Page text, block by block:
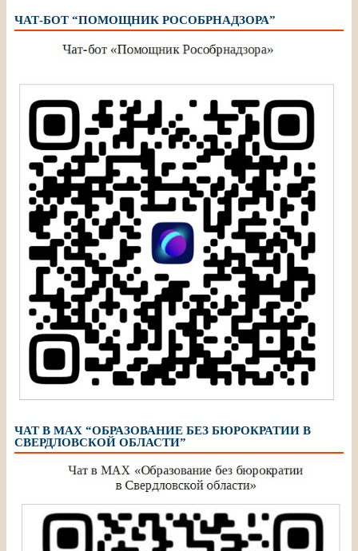
ЧАТ-БОТ “ПОМОЩНИК РОСОБРНАДЗОРА”
ЧАТ В МАХ “ОБРАЗОВАНИЕ БЕЗ БЮРОКРАТИИ В
СВЕРДЛОВСКОЙ ОБЛАСТИ”